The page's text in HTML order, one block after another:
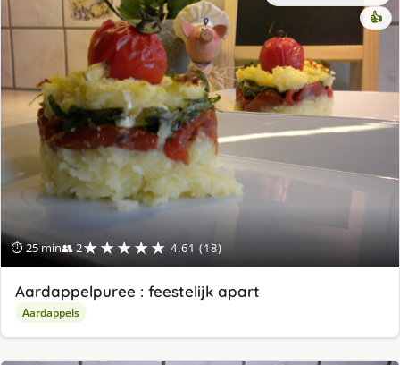
⏱ 25 min👥 2★★★★★ 4.61 (18)
👍
Aardappelpuree : feestelijk apart
Aardappels